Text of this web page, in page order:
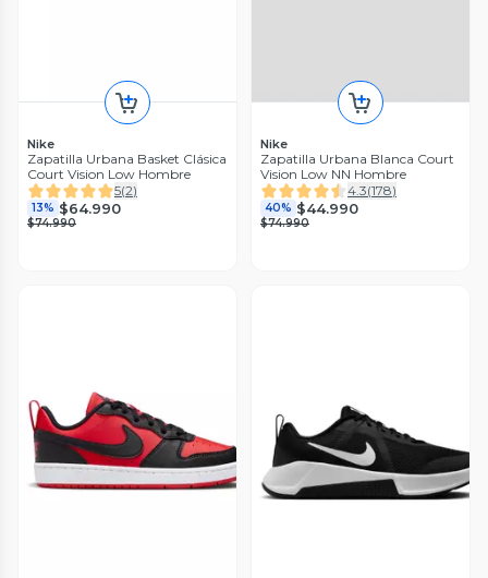
Nike
Zapatilla Urbana Basket Clásica
Court Vision Low Hombre
5(2)
13% $64.990
$74.990
Nike
Zapatilla Urbana Blanca Court
Vision Low NN Hombre
4.3(178)
40% $44.990
$74.990